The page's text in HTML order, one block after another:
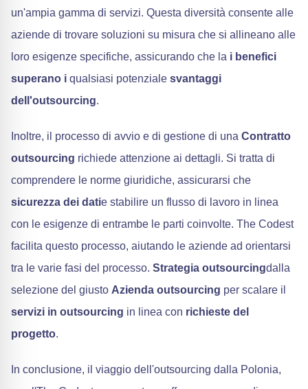
un'ampia gamma di servizi. Questa diversità consente alle
aziende di trovare soluzioni su misura che si allineano alle
loro esigenze specifiche, assicurando che la i benefici
superano i qualsiasi potenziale svantaggi
dell'outsourcing.
Inoltre, il processo di avvio e di gestione di una Contratto
outsourcing richiede attenzione ai dettagli. Si tratta di
comprendere le norme giuridiche, assicurarsi che
sicurezza dei datie stabilire un flusso di lavoro in linea
con le esigenze di entrambe le parti coinvolte. The Codest
facilita questo processo, aiutando le aziende ad orientarsi
tra le varie fasi del processo. Strategia outsourcingdalla
selezione del giusto Azienda outsourcing per scalare il
servizi in outsourcing in linea con richieste del
progetto.
In conclusione, il viaggio dell'outsourcing dalla Polonia,